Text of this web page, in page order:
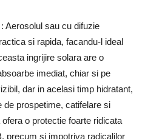
: Aerosolul sau cu difuzie
si rapida, facandu-l ideal
ingrijire solara are o
imediat, chiar si pe
dar in acelasi timp hidratant,
de prospetime, catifelare si
o protectie foarte ridicata
precum si impotriva radicalilor